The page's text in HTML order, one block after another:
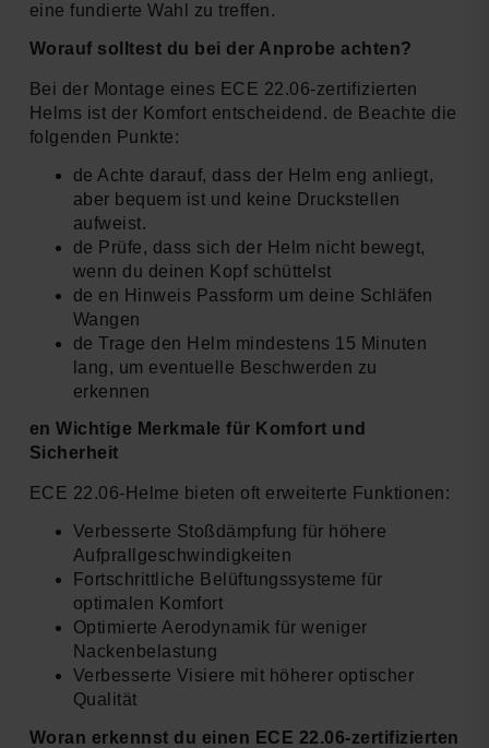
eine fundierte Wahl zu treffen.
Worauf solltest du bei der Anprobe achten?
Bei der Montage eines ECE 22.06-zertifizierten
Helms ist der Komfort entscheidend. de Beachte die
folgenden Punkte:
de Achte darauf, dass der Helm eng anliegt,
aber bequem ist und keine Druckstellen
aufweist.
de Prüfe, dass sich der Helm nicht bewegt,
wenn du deinen Kopf schüttelst
de en Hinweis Passform um deine Schläfen
Wangen
de Trage den Helm mindestens 15 Minuten
lang, um eventuelle Beschwerden zu
erkennen
en Wichtige Merkmale für Komfort und
Sicherheit
ECE 22.06-Helme bieten oft erweiterte Funktionen:
Verbesserte Stoßdämpfung für höhere
Aufprallgeschwindigkeiten
Fortschrittliche Belüftungssysteme für
optimalen Komfort
Optimierte Aerodynamik für weniger
Nackenbelastung
Verbesserte Visiere mit höherer optischer
Qualität
Woran erkennst du einen ECE 22.06-zertifizierten